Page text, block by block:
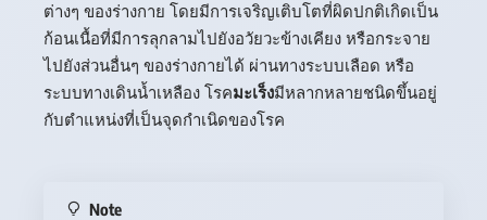
ต่างๆ ของร่างกาย โดยมีการเจริญเติบโตที่ผิดปกติเกิดเป็น
ก้อนเนื้อที่มีการลุกลามไปยังอวัยวะข้างเคียง หรือกระจาย
ไปยังส่วนอื่นๆ ของร่างกายได้ ผ่านทางระบบเลือด หรือ
ระบบทางเดินน้ำเหลือง โรคมะเร็งมีหลากหลายชนิดขึ้นอยู่
กับตำแหน่งที่เป็นจุดกำเนิดของโรค
Note